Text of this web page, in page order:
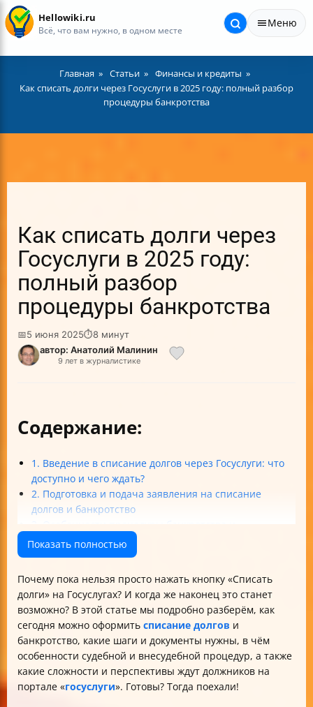
Hellowiki.ru
Всё, что вам нужно, в одном месте
Меню
Главная Статьи
Финансы и кредиты
Как списать долги через Госуслуги в 2025 году: полный разбор
процедуры банкротства
Как списать долги через
Госуслуги в 2025 году:
полный разбор
процедуры банкротства
📅5 июня 2025⏱8 минут
автор: Анатолий Малинин
9 лет в журналистике
Содержание:
1. Введение в списание долгов через Госуслуги: что
доступно и чего ждать?
2. Подготовка и подача заявления на списание
долгов и банкротство
внесудебного списания долгов
4. Практические советы и возможные сложности при
5. Взаимодействие с государственными органами и
защита прав участников процедуры
Итог: стоит ли ждать списания долгов через
Госуслуги?
Показать полностью
Почему пока нельзя просто нажать кнопку «Списать
долги» на Госуслугах? И когда же наконец это станет
возможно? В этой статье мы подробно разберём, как
сегодня можно оформить списание долгов и
банкротство, какие шаги и документы нужны, в чём
особенности судебной и внесудебной процедур, а также
какие сложности и перспективы ждут должников на
портале «госуслуги». Готовы? Тогда поехали!